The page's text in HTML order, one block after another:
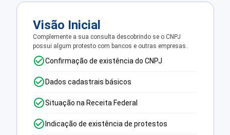
Visão Inicial
Complemente a sua consulta descobrindo se o CNPJ
possui algum protesto com bancos e outras empresas.
Confirmação de existência do CNPJ
Dados cadastrais básicos
Situação na Receita Federal
Indicação de existência de protestos